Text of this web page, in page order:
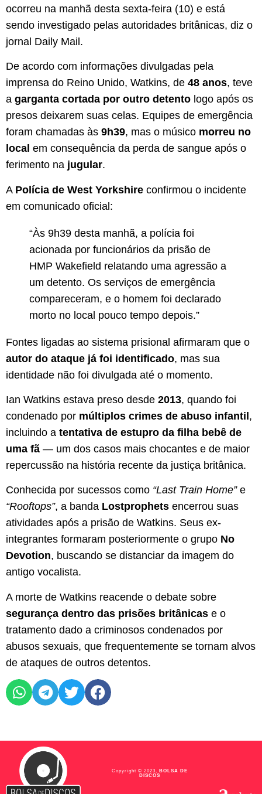
ocorreu na manhã desta sexta-feira (10) e está
sendo investigado pelas autoridades britânicas, diz o
jornal Daily Mail.
De acordo com informações divulgadas pela
imprensa do Reino Unido, Watkins, de 48 anos, teve
a garganta cortada por outro detento logo após os
presos deixarem suas celas. Equipes de emergência
foram chamadas às 9h39, mas o músico morreu no
local em consequência da perda de sangue após o
ferimento na jugular.
A Polícia de West Yorkshire confirmou o incidente
em comunicado oficial:
“Às 9h39 desta manhã, a polícia foi
acionada por funcionários da prisão de
HMP Wakefield relatando uma agressão a
um detento. Os serviços de emergência
compareceram, e o homem foi declarado
morto no local pouco tempo depois.”
Fontes ligadas ao sistema prisional afirmaram que o
autor do ataque já foi identificado, mas sua
identidade não foi divulgada até o momento.
Ian Watkins estava preso desde 2013, quando foi
condenado por múltiplos crimes de abuso infantil,
incluindo a tentativa de estupro da filha bebê de
uma fã — um dos casos mais chocantes e de maior
repercussão na história recente da justiça britânica.
Conhecida por sucessos como “Last Train Home”e
“Rooftops”, a banda Lostprophets encerrou suas
atividades após a prisão de Watkins. Seus ex-
integrantes formaram posteriormente o grupo No
Devotion, buscando se distanciar da imagem do
antigo vocalista.
A morte de Watkins reacende o debate sobre
segurança dentro das prisões britânicas e o
tratamento dado a criminosos condenados por
abusos sexuais, que frequentemente se tornam alvos
de ataques de outros detentos.
Copyright © 2023, BOLSA DE
DISCOS